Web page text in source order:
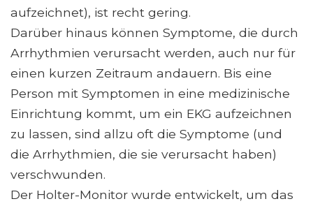
aufzeichnet), ist recht gering.
Darüber hinaus können Symptome, die durch
Arrhythmien verursacht werden, auch nur für
einen kurzen Zeitraum andauern. Bis eine
Person mit Symptomen in eine medizinische
Einrichtung kommt, um ein EKG aufzeichnen
zu lassen, sind allzu oft die Symptome (und
die Arrhythmien, die sie verursacht haben)
verschwunden.
Der Holter-Monitor wurde entwickelt, um das